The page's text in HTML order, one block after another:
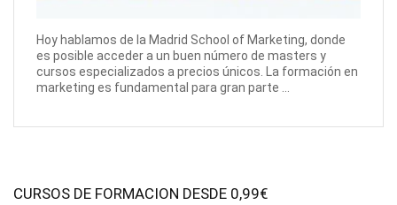
Hoy hablamos de la Madrid School of Marketing, donde
es posible acceder a un buen número de masters y
cursos especializados a precios únicos. La formación en
marketing es fundamental para gran parte ...
CURSOS DE FORMACION DESDE 0,99€